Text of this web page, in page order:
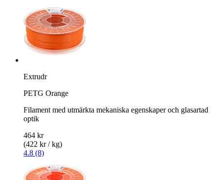
Extrudr
PETG Orange
Filament med utmärkta mekaniska egenskaper och glasartad
optik
464 kr
(422 kr / kg)
4.8 (8)